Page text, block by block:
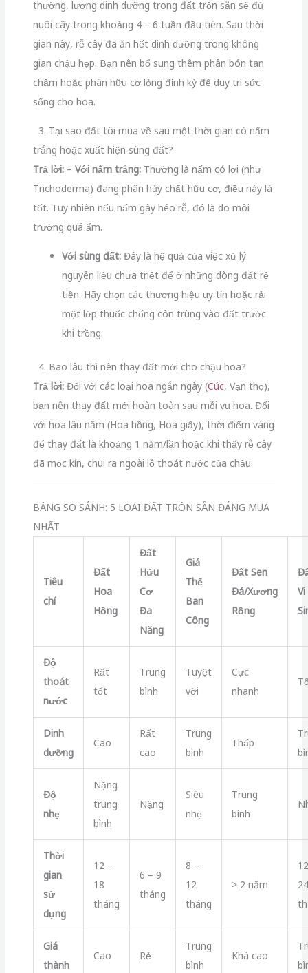
thường, lượng dinh dưỡng trong đất trộn sẵn sẽ đủ
nuôi cây trong khoảng 4 – 6 tuần đầu tiên. Sau thời
gian này, rễ cây đã ăn hết dinh dưỡng trong không
gian chậu hẹp. Bạn nên bổ sung thêm phân bón tan
chậm hoặc phân hữu cơ lỏng định kỳ để duy trì sức
sống cho hoa.
3. Tại sao đất tôi mua về sau một thời gian có nấm
trắng hoặc xuất hiện sùng đất?
Trả lời:– Với nấm trắng:Thường là nấm có lợi (như
Trichoderma) đang phân hủy chất hữu cơ, điều này là
tốt. Tuy nhiên nếu nấm gây héo rễ, đó là do môi
trường quá ẩm.
Với sùng đất:Đây là hệ quả của việc xử lý
nguyên liệu chưa triệt để ở những dòng đất rẻ
tiền. Hãy chọn các thương hiệu uy tín hoặc rải
một lớp thuốc chống côn trùng vào đất trước
khi trồng.
4. Bao lâu thì nên thay đất mới cho chậu hoa?
Trả lời:Đối với các loại hoa ngắn ngày (Cúc, Vạn thọ),
bạn nên thay đất mới hoàn toàn sau mỗi vụ hoa. Đối
với hoa lâu năm (Hoa hồng, Hoa giấy), thời điểm vàng
để thay đất là khoảng 1 năm/lần hoặc khi thấy rễ cây
đã mọc kín, chui ra ngoài lỗ thoát nước của chậu.
BẢNG SO SÁNH: 5 LOẠI ĐẤT TRỘN SẴN ĐÁNG MUA
NHẤT
Tiêu
chí
Đất
Hoa
Hồng
Đất
Hữu
Cơ
Đa
Năng
Giá
Thể
Ban
Công
Đất Sen
Đá/Xương
Rồng
Vi
Độ
thoát
nước
Rất
tốt
Trung
bình
Tuyệt
vời
Cực
nhanh
Dinh
dưỡng
Cao
Rất
cao
Trung
bình
Thấp
Độ
nhẹ
Nặng
trung
bình
Nặng
Siêu
nhẹ
Trung
bình
Thời
gian
sử
dụng
12 –
18
tháng
6 – 9
tháng
8 –
12
tháng
> 2 năm
24
Giá
thành
Cao Rẻ
Trung
bình
Khá cao